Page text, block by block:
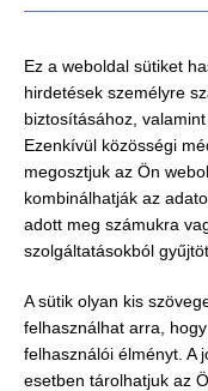
Ez a weboldal sütiket
hirdetések személyre
biztosításához,
Ezenkívül közösségi
megosztjuk az Ön
kombinálhatják az
adott meg számukra
szolgáltatásokból
A sütik olyan kis
felhasználhat arra,
felhasználói élményt. A
esetben tárolhatjuk az